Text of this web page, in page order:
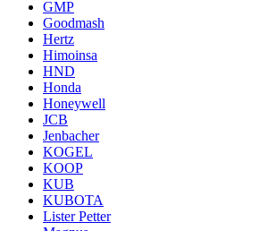
GMP
Goodmash
Hertz
Himoinsa
HND
Honda
Honeywell
JCB
Jenbacher
KOGEL
KOOP
KUB
KUBOTA
Lister Petter